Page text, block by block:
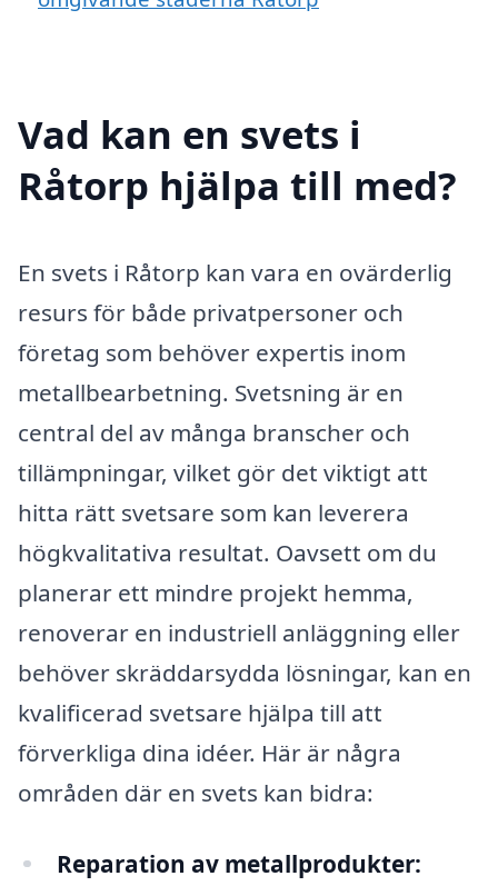
Vad kan en svets i
Råtorp hjälpa till med?
En svets i Råtorp kan vara en ovärderlig
resurs för både privatpersoner och
företag som behöver expertis inom
metallbearbetning. Svetsning är en
central del av många branscher och
tillämpningar, vilket gör det viktigt att
hitta rätt svetsare som kan leverera
högkvalitativa resultat. Oavsett om du
planerar ett mindre projekt hemma,
renoverar en industriell anläggning eller
behöver skräddarsydda lösningar, kan en
kvalificerad svetsare hjälpa till att
förverkliga dina idéer. Här är några
områden där en svets kan bidra:
Reparation av metallprodukter: